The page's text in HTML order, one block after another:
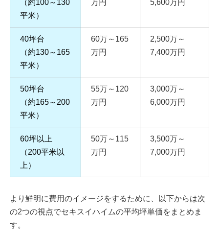
（約100～130
平米）
万円
5,600万円
40坪台
（約130～165
平米）
60万～165
万円
2,500万～
7,400万円
50坪台
（約165～200
平米）
55万～120
万円
3,000万～
6,000万円
60坪以上
（200平米以
上）
50万～115
万円
3,500万～
7,000万円
より鮮明に費用のイメージをするために、以下からは次
の2つの視点でセキスイハイムの平均坪単価をまとめま
す。